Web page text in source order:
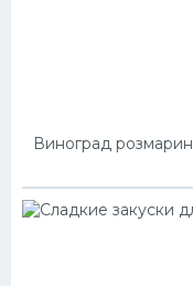
Виноград розмарин